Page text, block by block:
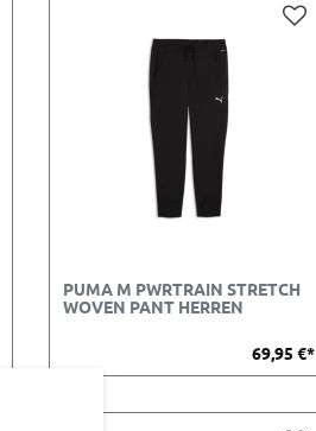
PUMA M PWRTRAIN STRETCH
WOVEN PANT HERREN
69,95 €*